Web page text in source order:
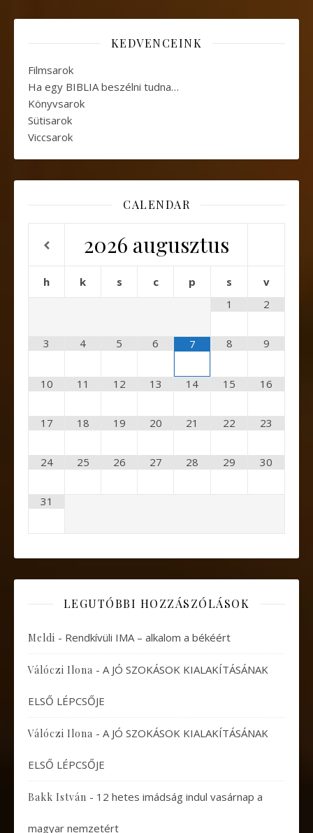
KEDVENCEINK
Filmsarok
Ha egy BIBLIA beszélni tudna…
Könyvsarok
Sütisarok
Viccsarok
CALENDAR
2026 augusztus
h k s c p s
v
1
2
3 4 5 6 7 8 9
10 11 12 13 14 15 16
17 18 19 20 21 22 23
24 25 26 27 28 29 30
31
LEGUTÓBBI HOZZÁSZÓLÁSOK
Meldi - Rendkívüli IMA – alkalom a békéért
Válóczi Ilona - A JÓ SZOKÁSOK KIALAKÍTÁSÁNAK
ELSŐ LÉPCSŐJE
Válóczi Ilona - A JÓ SZOKÁSOK KIALAKÍTÁSÁNAK
ELSŐ LÉPCSŐJE
Bakk István - 12 hetes imádság indul vasárnap a
magyar nemzetért